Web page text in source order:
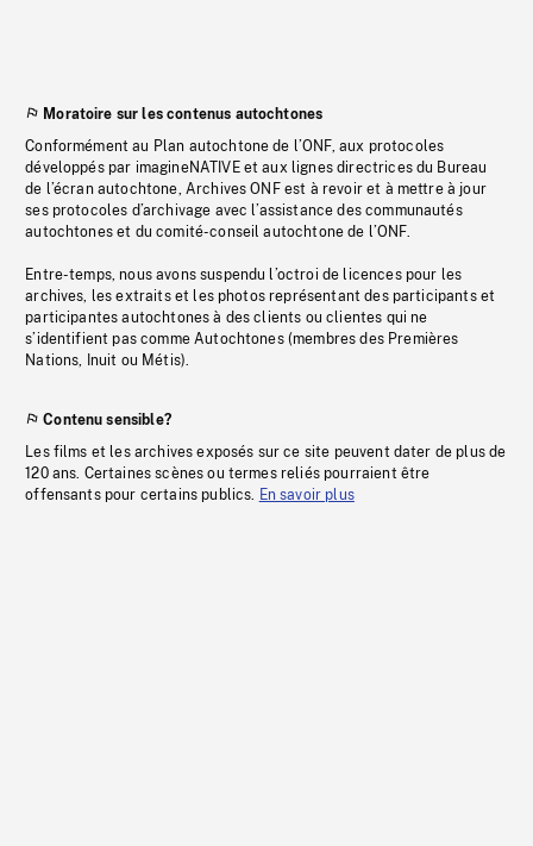
Moratoire sur les contenus autochtones
Conformément au Plan autochtone de l’ONF, aux protocoles
développés par imagineNATIVE et aux lignes directrices du Bureau
de l’écran autochtone, Archives ONF est à revoir et à mettre à jour
ses protocoles d’archivage avec l’assistance des communautés
autochtones et du comité-conseil autochtone de l’ONF.
Entre-temps, nous avons suspendu l’octroi de licences pour les
archives, les extraits et les photos représentant des participants et
participantes autochtones à des clients ou clientes qui ne
s’identifient pas comme Autochtones (membres des Premières
Nations, Inuit ou Métis).
Contenu sensible?
Les films et les archives exposés sur ce site peuvent dater de plus de
120 ans. Certaines scènes ou termes reliés pourraient être
offensants pour certains publics. En savoir plus